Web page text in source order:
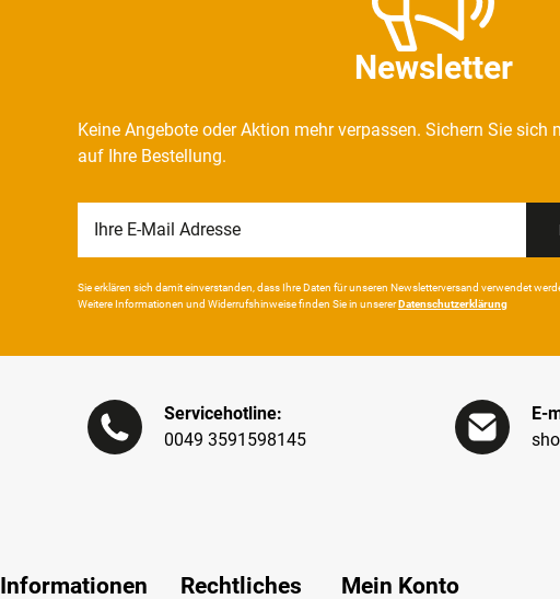
Newsletter
Keine Angebote oder Aktion mehr verpassen. Sichern Sie
auf Ihre Bestellung.
Honig
Sie erklären sich damit ein­ver­standen, dass Ihre Da­ten für unseren News­letter­versand ver­wen­det
Weitere Infor­mationen und Wider­rufshin­weise finden Sie in unsererDaten­schutz­erklärung
Servicehotline:
0049 3591598145
E-
Informationen Rechtliches Mein Konto